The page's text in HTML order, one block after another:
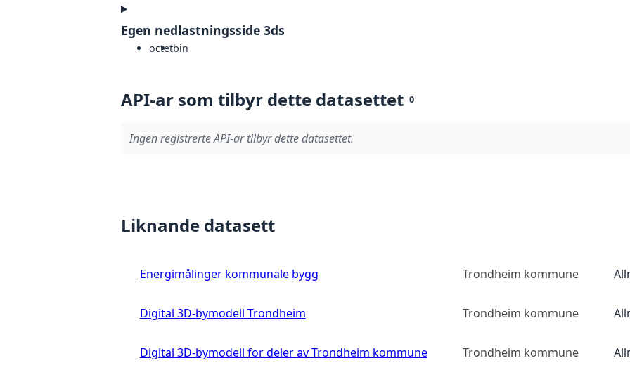
Egen nedlastningsside 3ds
octetbin
API-ar som tilbyr dette datasettet 0
Ingen registrerte API-ar tilbyr dette datasettet.
Liknande datasett
Energimålinger kommunale bygg Trondheim kommune
Digital 3D-bymodell Trondheim Trondheim kommune
Digital 3D-bymodell for deler av Trondheim kommune Trondheim kommune